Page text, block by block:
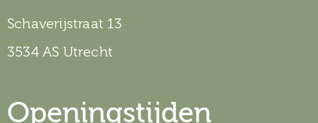
Schaverijstraat 13
3534 AS Utrecht
Openingstijden